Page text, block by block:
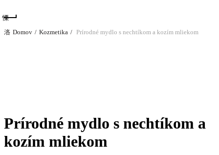
Domov Kozmetika Prírodné mydlo s nechtíkom a kozím mliekom
Prírodné mydlo s nechtíkom a
kozím mliekom